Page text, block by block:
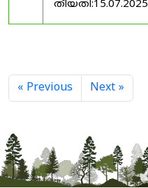
തീയതി:15.07.2025
« Previous Next »